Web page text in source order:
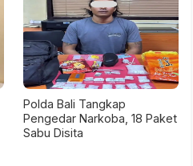
Polda Bali Tangkap
Pengedar Narkoba, 18 Paket
Sabu Disita